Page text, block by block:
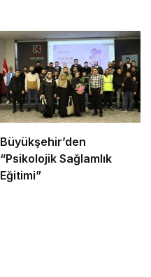
Büyükşehir’den
“Psikolojik Sağlamlık
Eğitimi”